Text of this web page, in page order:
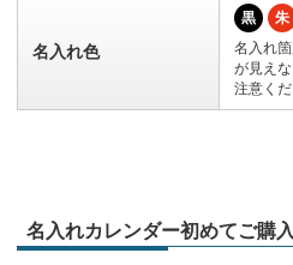
名入れ色
黒 朱
名入れ
が見え
注意くだ
名入れカレンダー初めてご購